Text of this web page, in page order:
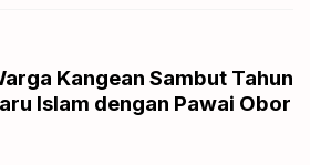
Kangean Sambut Tahun
Islam dengan Pawai Obor